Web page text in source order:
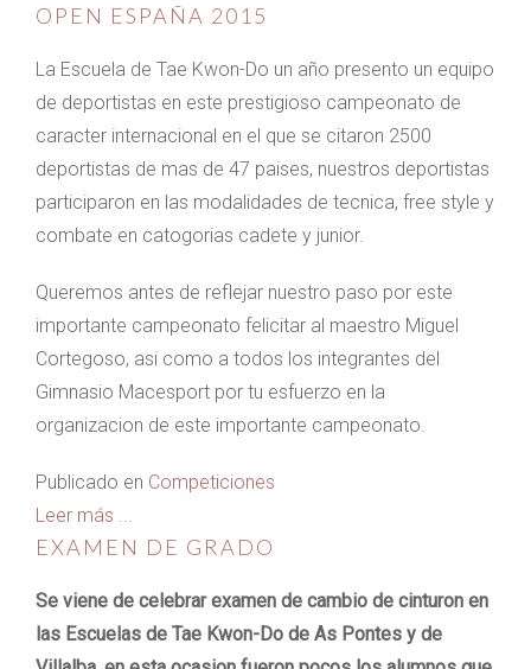
OPEN ESPAÑA 2015
La Escuela de Tae Kwon-Do un año presento un equipo
de deportistas en este prestigioso campeonato de
caracter internacional en el que se citaron 2500
deportistas de mas de 47 paises, nuestros deportistas
participaron en las modalidades de tecnica, free style y
combate en catogorias cadete y junior.
Queremos antes de reflejar nuestro paso por este
importante campeonato felicitar al maestro Miguel
Cortegoso, asi como a todos los integrantes del
Gimnasio Macesport por tu esfuerzo en la
organizacion de este importante campeonato.
Publicado en Competiciones
Leer más ...
EXAMEN DE GRADO
Se viene de celebrar examen de cambio de cinturon en
las Escuelas de Tae Kwon-Do de As Pontes y de